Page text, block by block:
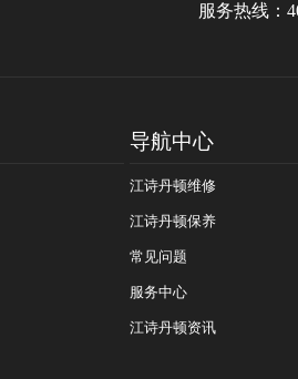
服务热线：
导航中心
江诗丹顿维修
江诗丹顿保养
常见问题
服务中心
江诗丹顿资讯